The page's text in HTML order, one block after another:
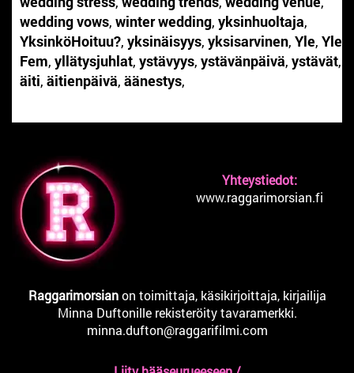
wedding vows, winter wedding, yksinhuoltaja,
YksinköHoituu?, yksinäisyys, yksisarvinen, Yle, Yle
Fem, yllätysjuhlat, ystävyys, ystävänpäivä, ystävät,
äiti, äitienpäivä, äänestys,
Raggarimorsianon toimittaja, käsikirjoittaja, kirjailija
Minna Duftonille rekisteröity tavaramerkki.
Yhteystiedot:
www.raggarimorsian.fi
minna.dufton@raggarifilmi.com